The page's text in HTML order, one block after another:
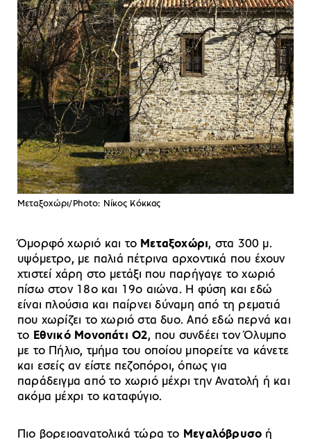
Μεταξοχώρι/Photo: Νίκος Κόκκας
Όμορφό χωριό και το Μεταξοχώρι, στα 300 μ.
υψόμετρο, με παλιά πέτρινα αρχοντικά που έχουν
χτιστεί χάρη στο μετάξι που παρήγαγε το χωριό
πίσω στον 18ο και 19ο αιώνα. Η φύση και εδώ
είναι πλούσια και παίρνει δύναμη από τη ρεματιά
που χωρίζει το χωριό στα δυο. Από εδώ περνά και
το Εθνικό Μονοπάτι Ο2, που συνδέει τον Όλυμπο
με το Πήλιο, τμήμα του οποίου μπορείτε να κάνετε
και εσείς αν είστε πεζοπόροι, όπως για
παράδειγμα από το χωριό μέχρι την Ανατολή ή και
ακόμα μέχρι το καταφύγιο.
Πιο βορειοανατολικά τώρα το Μεγαλόβρυσο ή